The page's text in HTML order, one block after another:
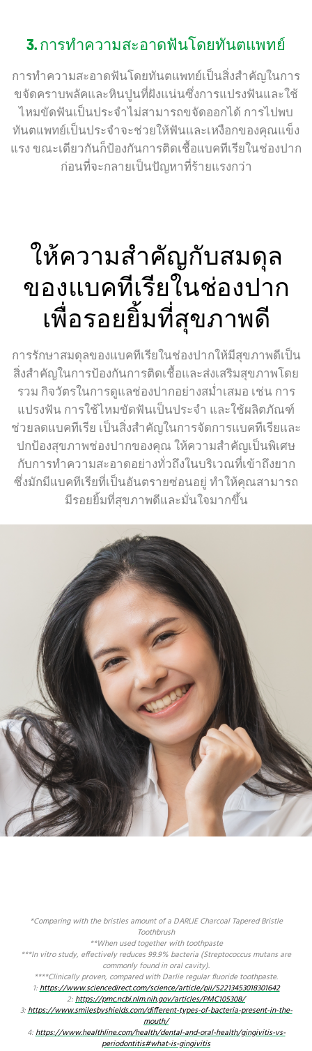
3. การทำความสะอาดฟันโดยทันตแพทย์
การทำความสะอาดฟันโดยทันตแพทย์เป็นสิ่งสำคัญในการ
ขจัดคราบพลัคและหินปูนที่ฝังแน่นซึ่งการแปรงฟันและใช้
ไหมขัดฟันเป็นประจำไม่สามารถขจัดออกได้ การไปพบ
ทันตแพทย์เป็นประจำจะช่วยให้ฟันและเหงือกของคุณแข็ง
แรง ขณะเดียวกันก็ป้องกันการติดเชื้อแบคทีเรียในช่องปาก
ก่อนที่จะกลายเป็นปัญหาที่ร้ายแรงกว่า
ให้ความสำคัญกับสมดุล
ของแบคทีเรียในช่องปาก
เพื่อรอยยิ้มที่สุขภาพดี
การรักษาสมดุลของแบคทีเรียในช่องปากให้มีสุขภาพดีเป็น
สิ่งสำคัญในการป้องกันการติดเชื้อและส่งเสริมสุขภาพโดย
รวม กิจวัตรในการดูแลช่องปากอย่างสม่ำเสมอ เช่น การ
แปรงฟัน การใช้ไหมขัดฟันเป็นประจำ และใช้ผลิตภัณฑ์
ช่วยลดแบคทีเรีย เป็นสิ่งสำคัญในการจัดการแบคทีเรียและ
ปกป้องสุขภาพช่องปากของคุณ ให้ความสำคัญเป็นพิเศษ
กับการทำความสะอาดอย่างทั่วถึงในบริเวณที่เข้าถึงยาก
ซึ่งมักมีแบคทีเรียที่เป็นอันตรายซ่อนอยู่ ทำให้คุณสามารถ
มีรอยยิ้มที่สุขภาพดีและมั่นใจมากขึ้น
*Comparing with the bristles amount of a DARLIE Charcoal Tapered Bristle
Toothbrush
**When used together with toothpaste
***In vitro study, effectively reduces 99.9% bacteria (Streptococcus mutans are
commonly found in oral cavity).
****Clinically proven, compared with Darlie regular fluoride toothpaste.
1: https://www.sciencedirect.com/science/article/pii/S2213453018301642
2: https://pmc.ncbi.nlm.nih.gov/articles/PMC105308/
3: https://www.smilesbyshields.com/different-types-of-bacteria-present-in-the-
mouth/
4: https://www.healthline.com/health/dental-and-oral-health/gingivitis-vs-
periodontitis#what-is-gingivitis